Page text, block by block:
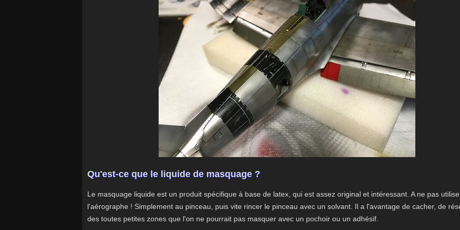
Qu'est-ce que le liquide de masquage ?
Le masquage liquide est un produit spécifique à base de latex, qui est assez original et intéressant. A ne pas
l'aérographe ! Simplement au pinceau, puis vite rincer le pinceau avec un solvant. Il a l'avantage de cacher, de
des toutes petites zones que l'on ne pourrait pas masquer avec un pochoir ou un adhésif.